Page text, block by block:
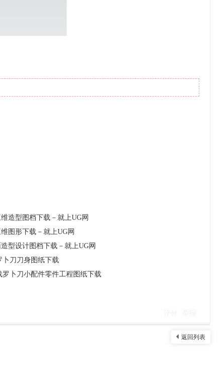
造型图档下载－就上UG网
图形下载－就上UG网
型设计图档下载－就上UG网
卜刀刀身图纸下载
罗卜刀小配件零件工程图纸下载
返回列表